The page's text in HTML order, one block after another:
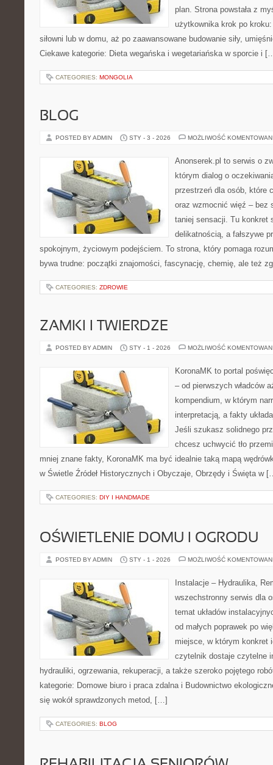
plan. Strona powstała z
użytkownika krok po
siłowni lub w domu, aż po zaawansowane budowanie siły,
Ciekawe kategorie: Dieta wegańska i wegetariańska w sporcie i
CATEGORIES: MONGOLIA
BLOG
POSTED BY ADMIN STY - 3 - 2026 MOŻLIWOŚĆ
Anonserek.pl to serwis o
którym dialog o
przestrzeń dla osób, które
oraz wzmocnić więź – bez
taniej sensacji. Tu konkret
delikatnością, a fałszywe
spokojnym, życiowym podejściem. To strona, który pomaga
bywa trudne: początki znajomości, fascynację, chemię, ale też
CATEGORIES: ZDROWIE
ZAMKI I TWIERDZE
POSTED BY ADMIN STY - 1 - 2026 MOŻLIWOŚĆ
KoronaMK to portal
– od pierwszych władców
kompendium, w którym
interpretacją, a fakty
Jeśli szukasz solidnego
chcesz uchwycić tło
mniej znane fakty, KoronaMK ma być idealnie taką mapą
w Świetle Źródeł Historycznych i Obyczaje, Obrzędy i Święta w
CATEGORIES: DIY I HANDMADE
OŚWIETLENIE DOMU I OGRODU
POSTED BY ADMIN STY - 1 - 2026 MOŻLIWOŚĆ
Instalacje – Hydraulika,
wszechstronny serwis dla
temat układów
od małych poprawek po
miejsce, w którym konkret
czytelnik dostaje czytelne
hydrauliki, ogrzewania, rekuperacji, a także szeroko pojętego
kategorie: Domowe biuro i praca zdalna i Budownictwo
się wokół sprawdzonych metod, […]
CATEGORIES: BLOG